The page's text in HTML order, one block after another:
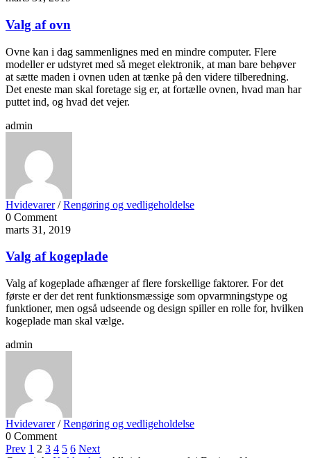
Valg af ovn
Ovne kan i dag sammenlignes med en mindre computer. Flere
modeller er udstyret med så meget elektronik, at man bare behøver
at sætte maden i ovnen uden at tænke på den videre tilberedning.
Det eneste man skal foretage sig er, at fortælle ovnen, hvad man har
puttet ind, og hvad det vejer.
admin
Hvidevarer/Rengøring og vedligeholdelse
0 Comment
marts 31, 2019
Valg af kogeplade
Valg af kogeplade afhænger af flere forskellige faktorer. For det
første er der det rent funktionsmæssige som opvarmningstype og
funktioner, men også udseende og design spiller en rolle for, hvilken
kogeplade man skal vælge.
admin
Hvidevarer/Rengøring og vedligeholdelse
0 Comment
Indlægsinddeling
Prev Page
1 Page
2 Page
3 Page
4 Page
5 Page
6 Next